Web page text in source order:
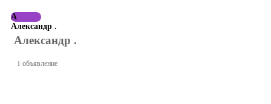
А
Александр .
Александр .
1 объявление